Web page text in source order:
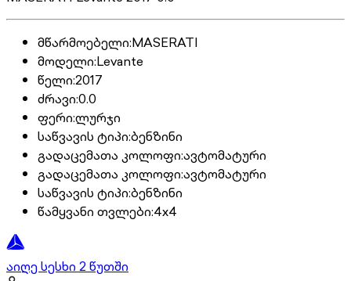
მწარმოებელი:MASERATI
მოდელი:Levante
წელი:2017
ძრავი:0.0
ფერი:ლურჯი
საწვავის ტიპი:ბენზინი
გადაცემათა კოლოფი:ავტომატური
გადაცემათა კოლოფი:ავტომატური
საწვავის ტიპი:ბენზინი
წამყვანი თვლები:4x4
აიღე სესხი 2 წუთში